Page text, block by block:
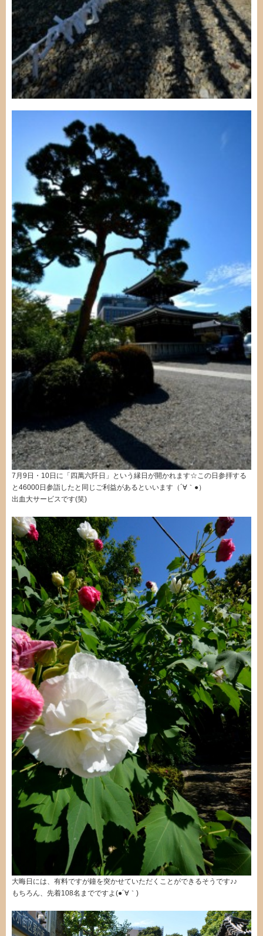
7月9日・10日に「四萬六阡日」という縁日が開かれます☆この日参拝する
と46000日参詣したと同じご利益があるといいます（´∀｀●）
出血大サービスです(笑)
大晦日には、有料ですが鐘を突かせていただくことができるそうです♪♪
もちろん、先着108名までですよ(●´∀｀)